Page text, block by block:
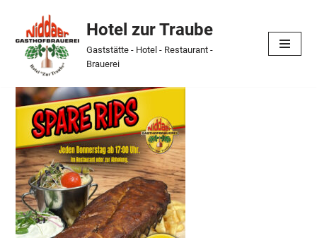
Skip
content
Hotel zur Traube
Gaststätte - Hotel - Restaurant -
Brauerei